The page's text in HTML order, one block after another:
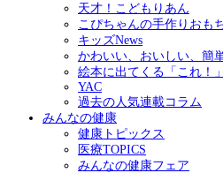
天才！こどもりあん
こぴちゃんの手作りおも
キッズNews
かわいい、おいしい、簡
絵本に出てくる「これ！
YAC
過去の人気連載コラム
みんなの健康
健康トピックス
医療TOPICS
みんなの健康フェア